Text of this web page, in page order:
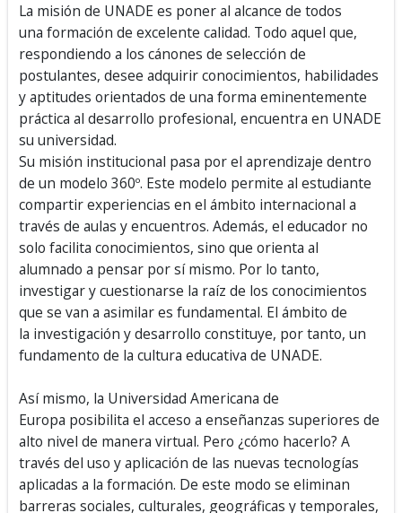
La misión de UNADE es poner al alcance de todos
una formación de excelente calidad. Todo aquel que,
respondiendo a los cánones de selección de
postulantes, desee adquirir conocimientos, habilidades
y aptitudes orientados de una forma eminentemente
práctica al desarrollo profesional, encuentra en UNADE
su universidad.
Su misión institucional pasa por el aprendizaje dentro
de un modelo 360º. Este modelo permite al estudiante
compartir experiencias en el ámbito internacional a
través de aulas y encuentros. Además, el educador no
solo facilita conocimientos, sino que orienta al
alumnado a pensar por sí mismo. Por lo tanto,
investigar y cuestionarse la raíz de los conocimientos
que se van a asimilar es fundamental. El ámbito de
la investigación y desarrollo constituye, por tanto, un
fundamento de la cultura educativa de UNADE.
Así mismo, la Universidad Americana de
Europa posibilita el acceso a enseñanzas superiores de
alto nivel de manera virtual. Pero ¿cómo hacerlo? A
través del uso y aplicación de las nuevas tecnologías
aplicadas a la formación. De este modo se eliminan
barreras sociales, culturales, geográficas y temporales,